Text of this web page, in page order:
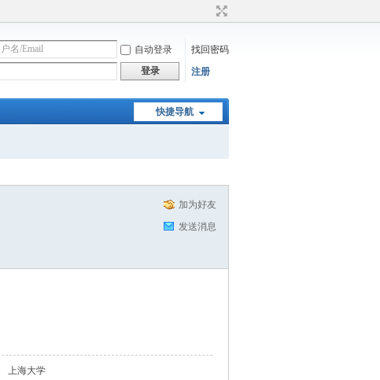
自动登录
找回密码
登录 注册
快捷导航
加为好友
发送消息
上海大学